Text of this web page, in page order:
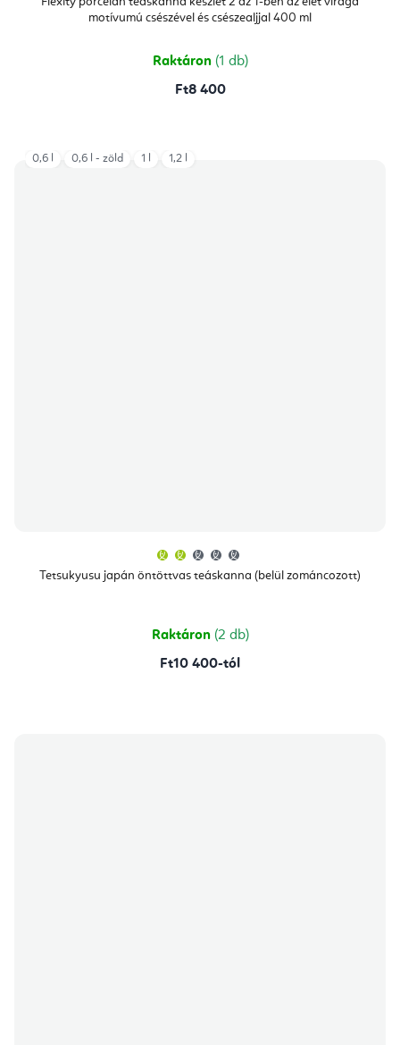
motívumú csészével és csészealjjal 400 ml
értékelése
5-
csillag.
Raktáron (1 db)
Ft8 400
Tetsukyusu japán öntöttvas teáskanna (belül zománcozott)
átlagos
értékelése
csillag.
Raktáron (2 db)
Ft10 400-tól
0,6 l 0,6 l - zöld 1 l 1,2 l